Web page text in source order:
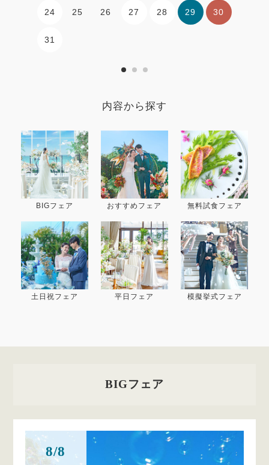
24 25 26 27 28 29 30
31
内容から探す
BIGフェア おすすめフェア 無料試食フェア
土日祝フェア 平日フェア 模擬挙式フェア
BIGフェア
8/8